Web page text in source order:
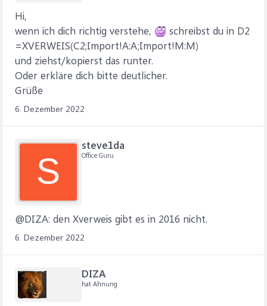
Hi,
wenn ich dich richtig verstehe,
schreibst du in D2
=XVERWEIS(C2;Import!A:A;Import!M:M)
und ziehst/kopierst das runter.
Oder erkläre dich bitte deutlicher.
Grüße
6. Dezember 2022
S
steve1da
Office Guru
@DIZA: den Xverweis gibt es in 2016 nicht.
6. Dezember 2022
DIZA
hat Ahnung